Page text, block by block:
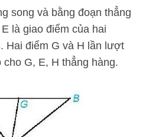
song và bằng đoạn thẳng
là giao điểm của hai
Hai điểm G và H lần lượt
G, E, H thẳng hàng.